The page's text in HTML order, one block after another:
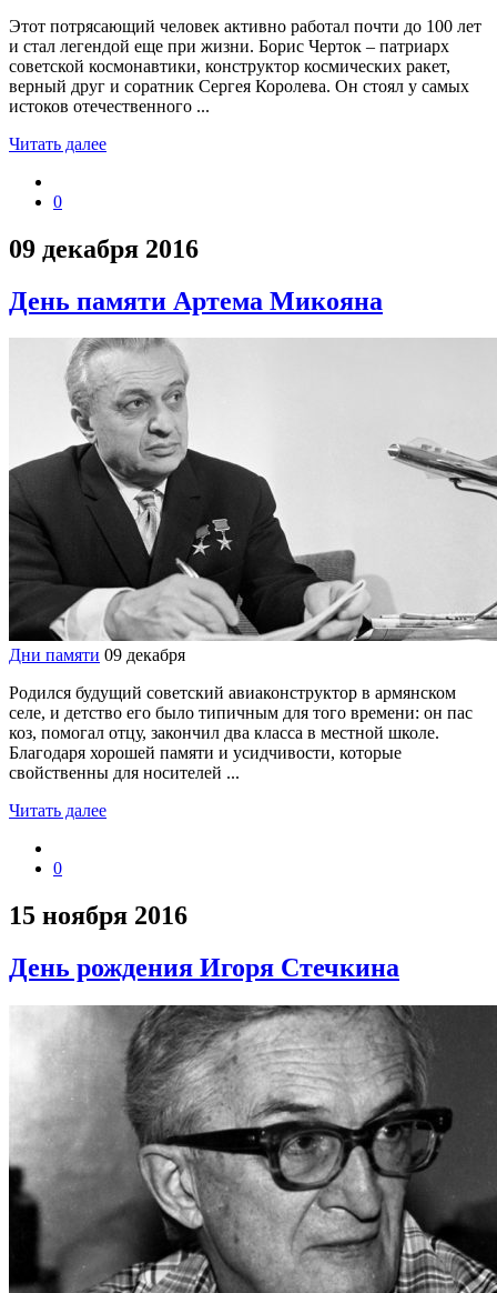
Этот потрясающий человек активно работал почти до 100 лет
и стал легендой еще при жизни. Борис Черток – патриарх
советской космонавтики, конструктор космических ракет,
верный друг и соратник Сергея Королева. Он стоял у самых
истоков отечественного ...
Читать далее
0
09 декабря 2016
День памяти Артема Микояна
Дни памяти 09 декабря
Родился будущий советский авиаконструктор в армянском
селе, и детство его было типичным для того времени: он пас
коз, помогал отцу, закончил два класса в местной школе.
Благодаря хорошей памяти и усидчивости, которые
свойственны для носителей ...
Читать далее
0
15 ноября 2016
День рождения Игоря Стечкина